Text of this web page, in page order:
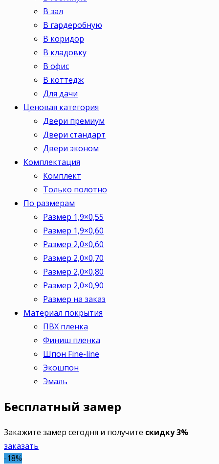
В зал
В гардеробную
В коридор
В кладовку
В офис
В коттедж
Для дачи
Ценовая категория
Двери премиум
Двери стандарт
Двери эконом
Комплектация
Комплект
Только полотно
По размерам
Размер 1,9×0,55
Размер 1,9×0,60
Размер 2,0×0,60
Размер 2,0×0,70
Размер 2,0×0,80
Размер 2,0×0,90
Размер на заказ
Материал покрытия
ПВХ пленка
Финиш пленка
Шпон Fine-line
Экошпон
Эмаль
Бесплатный замер
Закажите замер сегодня и получите скидку 3%
заказать
-18%